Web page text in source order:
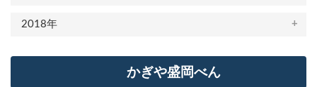
2018年
かぎや盛岡べん